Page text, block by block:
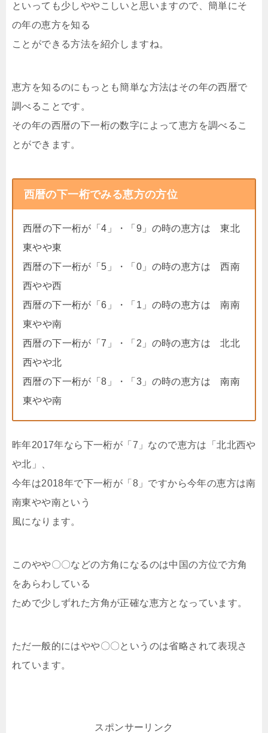
といっても少しややこしいと思いますので、簡単にそ
の年の恵方を知る
ことができる方法を紹介しますね。
恵方を知るのにもっとも簡単な方法はその年の西暦で
調べることです。
その年の西暦の下一桁の数字によって恵方を調べるこ
とができます。
西暦の下一桁でみる恵方の方位
西暦の下一桁が「4」・「9」の時の恵方は 東北
東やや東
西暦の下一桁が「5」・「0」の時の恵方は 西南
西やや西
西暦の下一桁が「6」・「1」の時の恵方は 南南
東やや南
西暦の下一桁が「7」・「2」の時の恵方は 北北
西やや北
西暦の下一桁が「8」・「3」の時の恵方は 南南
東やや南
昨年2017年なら下一桁が「7」なので恵方は「北北西や
や北」、
今年は2018年で下一桁が「8」ですから今年の恵方は南
南東やや南という
風になります。
このやや〇〇などの方角になるのは中国の方位で方角
をあらわしている
ためで少しずれた方角が正確な恵方となっています。
ただ一般的にはやや〇〇というのは省略されて表現さ
れています。
スポンサーリンク